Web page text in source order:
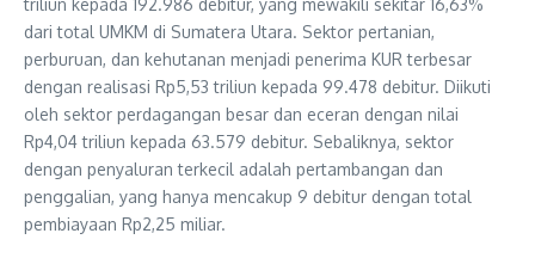
dari total UMKM di Sumatera Utara. Sektor pertanian,
perburuan, dan kehutanan menjadi penerima KUR terbesar
dengan realisasi Rp5,53 triliun kepada 99.478 debitur. Diikuti
oleh sektor perdagangan besar dan eceran dengan nilai
Rp4,04 triliun kepada 63.579 debitur. Sebaliknya, sektor
dengan penyaluran terkecil adalah pertambangan dan
penggalian, yang hanya mencakup 9 debitur dengan total
pembiayaan Rp2,25 miliar.